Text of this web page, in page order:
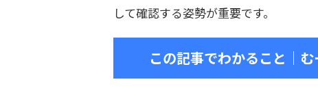
して確認する姿勢が重要です。
この記事でわかること｜